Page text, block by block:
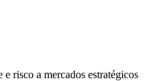
risco a mercados estratégicos